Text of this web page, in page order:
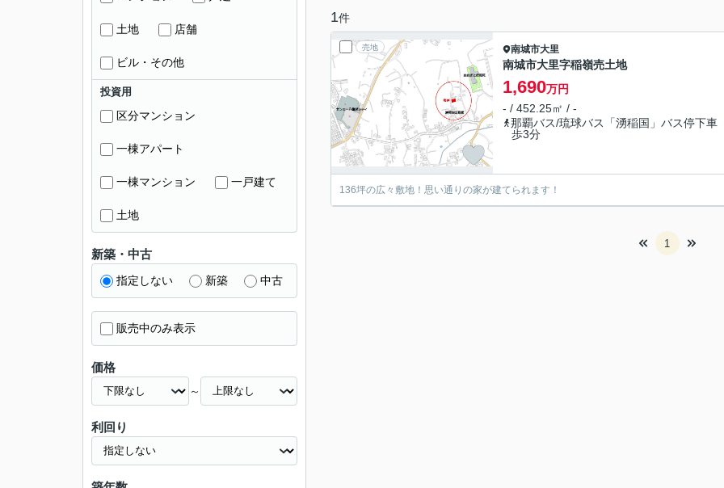
1件
売地 南城市大里
南城市大里字稲嶺売土地
1,690万円
- / 452.25㎡ / -
那覇バス/琉球バス「湧稲国」バス停下
歩3分
136坪の広々敷地！思い通りの家が建てられます！
1
土地 店舗
ビル・その他
投資用
区分マンション
一棟アパート
一棟マンション 一戸建て
土地
新築・中古
指定しない 新築 中古
販売中のみ表示
価格
～
利回り